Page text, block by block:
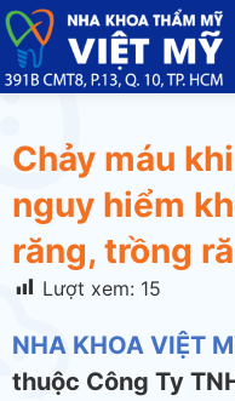
Chảy máu
nguy hiểm
răng, trồng
Lượt xem: 15
NHA KHOA VIỆT
thuộc Công Ty